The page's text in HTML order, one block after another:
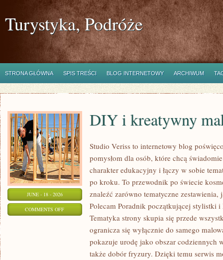
Turystyka, Podróże
STRONA GŁÓWNA SPIS TREŚCI BLOG INTERNETOWY ARCHIWUM
JUNE - 18 - 2026
COMMENTS OFFON
KREATYWNY
DIY i kreatywny
Studio Veriss to internetowy blog
pomysłom dla osób, które chcą
charakter edukacyjny i łączy w sobie
po kroku. To przewodnik po świecie
znaleźć zarówno tematyczne zestawienia,
Polecam Poradnik początkującej stylistki
Tematyka strony skupia się przede
ogranicza się wyłącznie do samego
pokazuje urodę jako obszar codziennych
także dobór fryzury. Dzięki temu serwis